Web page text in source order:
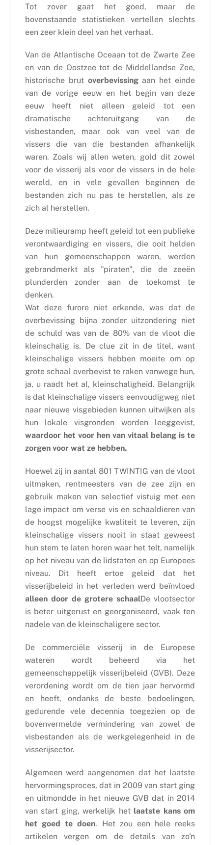
Tot zover gaat het goed, maar de
bovenstaande statistieken vertellen slechts
een zeer klein deel van het verhaal.
Van de Atlantische Oceaan tot de Zwarte Zee
en van de Oostzee tot de Middellandse Zee,
historische brut overbevissingaan het einde
van de vorige eeuw en het begin van deze
eeuw heeft niet alleen geleid tot een
dramatische achteruitgang van de
visbestanden, maar ook van veel van de
vissers die van die bestanden afhankelijk
waren. Zoals wij allen weten, gold dit zowel
voor de visserij als voor de vissers in de hele
wereld, en in vele gevallen beginnen de
bestanden zich nu pas te herstellen, als ze
zich al herstellen.
Deze milieuramp heeft geleid tot een publieke
verontwaardiging en vissers, die ooit helden
van hun gemeenschappen waren, werden
gebrandmerkt als "piraten", die de zeeën
plunderden zonder aan de toekomst te
denken.
Wat deze furore niet erkende, was dat de
overbevissing bijna zonder uitzondering niet
de schuld was van de 80% van de vloot die
kleinschalig is. De clue zit in de titel, want
kleinschalige vissers hebben moeite om op
grote schaal overbevist te raken vanwege hun,
ja, u raadt het al, kleinschaligheid. Belangrijk
is dat kleinschalige vissers eenvoudigweg niet
naar nieuwe visgebieden kunnen uitwijken als
hun lokale visgronden worden leeggevist,
waardoor het voor hen van vitaal belang is te
zorgen voor wat ze hebben.
Hoewel zij in aantal 801 TWINTIG van de vloot
uitmaken, rentmeesters van de zee zijn en
gebruik maken van selectief vistuig met een
lage impact om verse vis en schaaldieren van
de hoogst mogelijke kwaliteit te leveren, zijn
kleinschalige vissers nooit in staat geweest
hun stem te laten horen waar het telt, namelijk
op het niveau van de lidstaten en op Europees
niveau. Dit heeft ertoe geleid dat het
visserijbeleid in het verleden werd beïnvloed
alleen door de grotere schaalDe vlootsector
is beter uitgerust en georganiseerd, vaak ten
nadele van de kleinschaligere sector.
De commerciële visserij in de Europese
wateren wordt beheerd via het
gemeenschappelijk visserijbeleid (GVB). Deze
verordening wordt om de tien jaar hervormd
en heeft, ondanks de beste bedoelingen,
gedurende vele decennia toegezien op de
bovenvermelde vermindering van zowel de
visbestanden als de werkgelegenheid in de
visserijsector.
Algemeen werd aangenomen dat het laatste
hervormingsproces, dat in 2009 van start ging
en uitmondde in het nieuwe GVB dat in 2014
van start ging, werkelijk het laatste kans om
het goed te doen. Het zou een hele reeks
artikelen vergen om de details van zo'n